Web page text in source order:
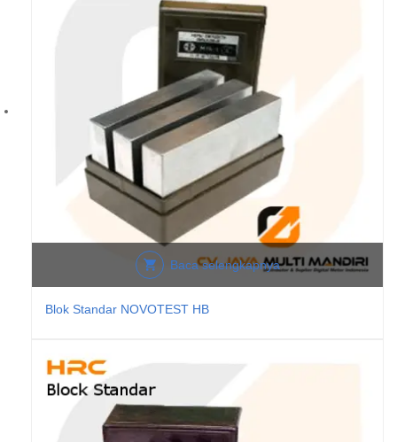
Baca selengkapnya
Blok Standar NOVOTEST HB